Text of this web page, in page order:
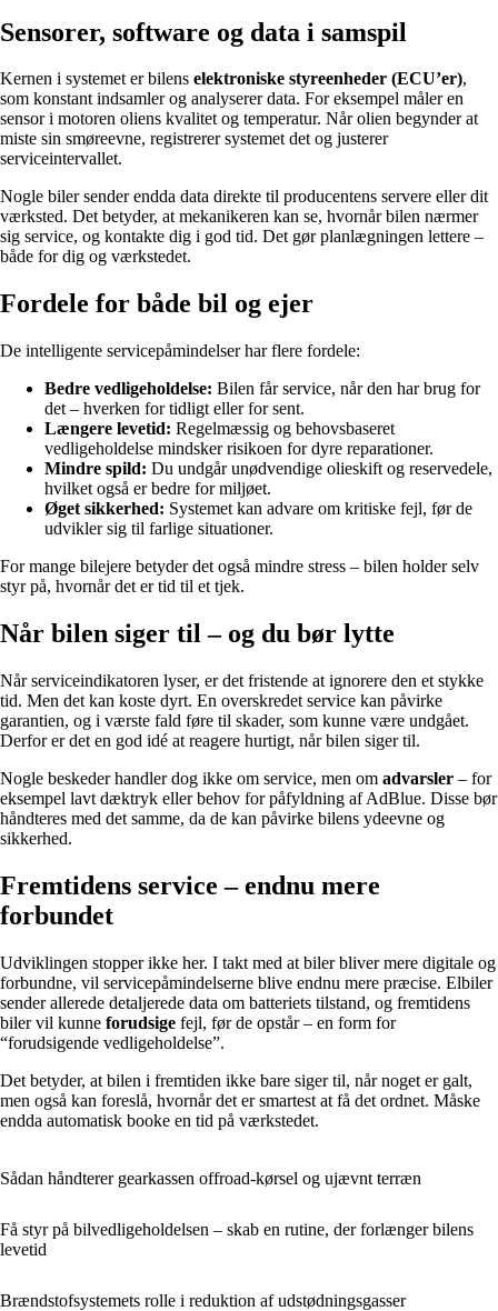
Sensorer, software og data i samspil
Kernen i systemet er bilens elektroniske styreenheder (ECU’er),
som konstant indsamler og analyserer data. For eksempel måler en
sensor i motoren oliens kvalitet og temperatur. Når olien begynder at
miste sin smøreevne, registrerer systemet det og justerer
serviceintervallet.
Nogle biler sender endda data direkte til producentens servere eller dit
værksted. Det betyder, at mekanikeren kan se, hvornår bilen nærmer
sig service, og kontakte dig i god tid. Det gør planlægningen lettere –
både for dig og værkstedet.
Fordele for både bil og ejer
De intelligente servicepåmindelser har flere fordele:
Bedre vedligeholdelse: Bilen får service, når den har brug for
det – hverken for tidligt eller for sent.
Længere levetid: Regelmæssig og behovsbaseret
vedligeholdelse mindsker risikoen for dyre reparationer.
Mindre spild: Du undgår unødvendige olieskift og reservedele,
hvilket også er bedre for miljøet.
Øget sikkerhed: Systemet kan advare om kritiske fejl, før de
udvikler sig til farlige situationer.
For mange bilejere betyder det også mindre stress – bilen holder selv
styr på, hvornår det er tid til et tjek.
Når bilen siger til – og du bør lytte
Når serviceindikatoren lyser, er det fristende at ignorere den et stykke
tid. Men det kan koste dyrt. En overskredet service kan påvirke
garantien, og i værste fald føre til skader, som kunne være undgået.
Derfor er det en god idé at reagere hurtigt, når bilen siger til.
Nogle beskeder handler dog ikke om service, men om advarsler – for
eksempel lavt dæktryk eller behov for påfyldning af AdBlue. Disse bør
håndteres med det samme, da de kan påvirke bilens ydeevne og
sikkerhed.
Fremtidens service – endnu mere
forbundet
Udviklingen stopper ikke her. I takt med at biler bliver mere digitale og
forbundne, vil servicepåmindelserne blive endnu mere præcise. Elbiler
sender allerede detaljerede data om batteriets tilstand, og fremtidens
biler vil kunne forudsige fejl, før de opstår – en form for
“forudsigende vedligeholdelse”.
Det betyder, at bilen i fremtiden ikke bare siger til, når noget er galt,
men også kan foreslå, hvornår det er smartest at få det ordnet. Måske
endda automatisk booke en tid på værkstedet.
Sådan håndterer gearkassen offroad-kørsel og ujævnt terræn
Få styr på bilvedligeholdelsen – skab en rutine, der forlænger bilens
levetid
Brændstofsystemets rolle i reduktion af udstødningsgasser